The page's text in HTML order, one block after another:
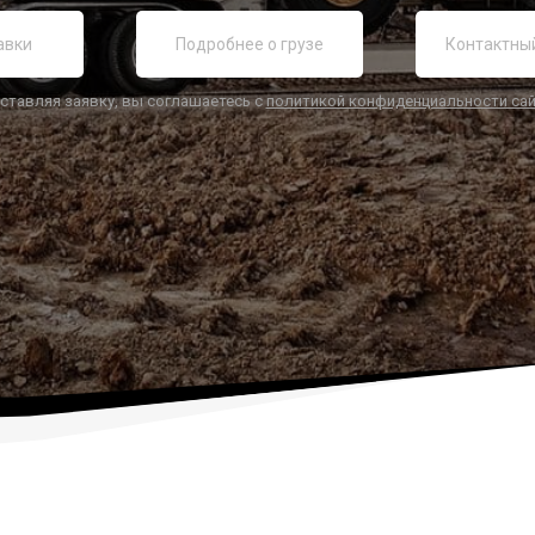
заявку, вы соглашаетесь сполитикой конфиденциальности